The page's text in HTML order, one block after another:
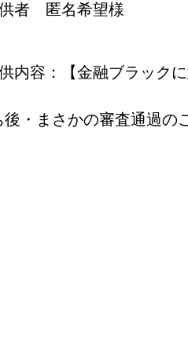
者 匿名希望様
容：【金融ブラック
・まさかの審査通過の